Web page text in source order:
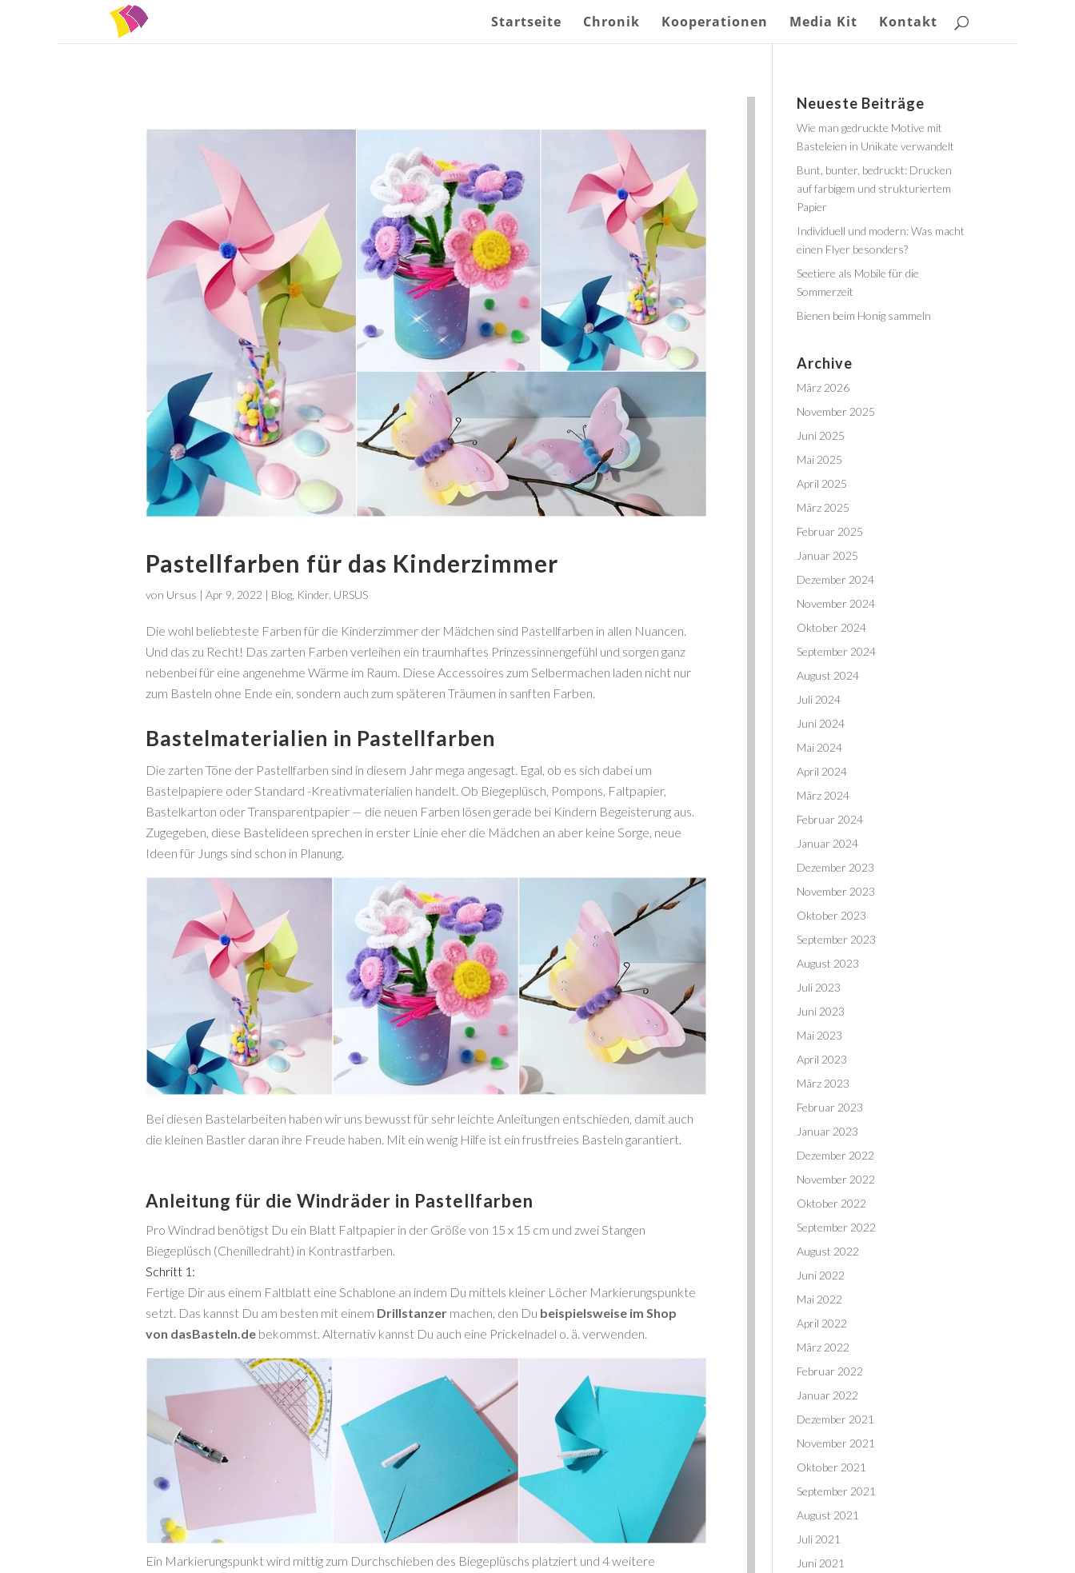
Startseite Chronik Kooperationen Media Kit Kontakt
Pastellfarben für das Kinderzimmer
von Ursus | Apr 9, 2022 | Blog Kinder URSUS
Die wohl beliebteste Farben für die Kinderzimmer der Mädchen sind Pastellfarben in allen Nuancen.
Und das zu Recht! Das zarten Farben verleihen ein traumhaftes Prinzessinnengefühl und sorgen ganz
nebenbei für eine angenehme Wärme im Raum. Diese Accessoires zum Selbermachen laden nicht nur
zum Basteln ohne Ende ein, sondern auch zum späteren Träumen in sanften Farben.
Bastelmaterialien in Pastellfarben
Die zarten Töne der Pastellfarben sind in diesem Jahr mega angesagt. Egal, ob es sich dabei um
Bastelpapiere oder Standard -Kreativmaterialien handelt. Ob Biegeplüsch, Pompons, Faltpapier,
Bastelkarton oder Transparentpapier — die neuen Farben lösen gerade bei Kindern Begeisterung aus.
Zugegeben, diese Bastelideen sprechen in erster Linie eher die Mädchen an aber keine Sorge, neue
Ideen für Jungs sind schon in Planung.
Bei diesen Bastelarbeiten haben wir uns bewusst für sehr leichte Anleitungen entschieden, damit auch
die kleinen Bastler daran ihre Freude haben. Mit ein wenig Hilfe ist ein frustfreies Basteln garantiert.
Anleitung für die Windräder in Pastellfarben
Pro Windrad benötigst Du ein Blatt Faltpapier in der Größe von 15 x 15 cm und zwei Stangen
Biegeplüsch (Chenilledraht) in Kontrastfarben.
Schritt 1:
Fertige Dir aus einem Faltblatt eine Schablone an indem Du mittels kleiner Löcher Markierungspunkte
setzt. Das kannst Du am besten mit einem Drillstanzer machen, den Du beispielsweise im Shop
von dasBasteln.de bekommst. Alternativ kannst Du auch eine Prickelnadel o. ä. verwenden.
Ein Markierungspunkt wird mittig zum Durchschieben des Biegeplüschs platziert und 4 weitere
Neueste Beiträge
Wie man gedruckte Motive mit
Basteleien in Unikate verwandelt
Bunt, bunter, bedruckt: Drucken
auf farbigem und strukturiertem
Papier
Individuell und modern: Was macht
einen Flyer besonders?
Seetiere als Mobile für die
Sommerzeit
Bienen beim Honig sammeln
Archive
März 2026
November 2025
Juni 2025
Mai 2025
April 2025
März 2025
Februar 2025
Januar 2025
Dezember 2024
November 2024
Oktober 2024
September 2024
August 2024
Juli 2024
Juni 2024
Mai 2024
April 2024
März 2024
Februar 2024
Januar 2024
Dezember 2023
November 2023
Oktober 2023
September 2023
August 2023
Juli 2023
Juni 2023
Mai 2023
April 2023
März 2023
Februar 2023
Januar 2023
Dezember 2022
November 2022
Oktober 2022
September 2022
August 2022
Juni 2022
Mai 2022
April 2022
März 2022
Februar 2022
Januar 2022
Dezember 2021
November 2021
Oktober 2021
September 2021
August 2021
Juli 2021
Juni 2021